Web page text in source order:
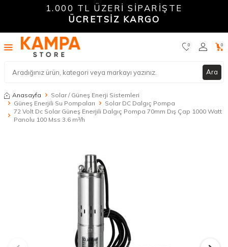
1.000 TL ÜZERİ SİPARİŞTE
ÜCRETSİZ KARGO
Ara
0 0
Anasayfa
Solar / Güneş Enerji Sistemleri
Güneş Enerjili Su Pompaları
Solar DC Dalgıç Pompa
72 Volt Dc Solar Güneş Enerjili Dalgıç Pompa 70mm Dış Çap 1000 Watt
Panolu 100 Mss 3.6 m³/h